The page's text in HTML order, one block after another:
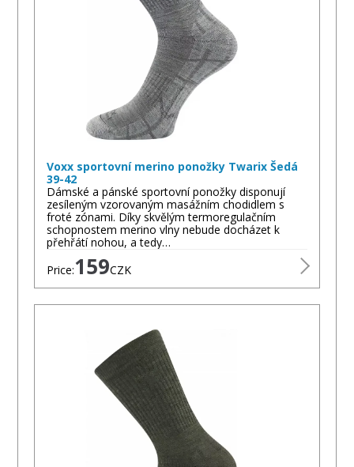
Voxx sportovní merino ponožky Twarix Šedá
39-42
Dámské a pánské sportovní ponožky disponují
zesíleným vzorovaným masážním chodidlem s
froté zónami. Díky skvělým termoregulačním
schopnostem merino vlny nebude docházet k
přehřátí nohou, a tedy…
Price:159CZK